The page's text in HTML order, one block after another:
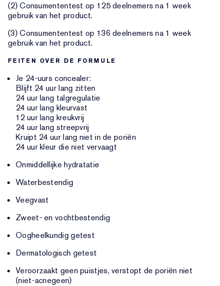
(2) Consumententest op 125 deelnemers na 1 week
gebruik van het product.
(3) Consumententest op 136 deelnemers na 1 week
gebruik van het product.
FEITEN OVER DE FORMULE
Je 24-uurs concealer:
Blijft 24 uur lang zitten
24 uur lang talgregulatie
24 uur lang kleurvast
12 uur lang kreukvrij
24 uur lang streepvrij
Kruipt 24 uur lang niet in de poriën
24 uur kleur die niet vervaagt
Onmiddellijke hydratatie
Waterbestendig
Veegvast
Zweet- en vochtbestendig
Oogheelkundig getest
Dermatologisch getest
Veroorzaakt geen puistjes, verstopt de poriën niet
(niet-acnegeen)